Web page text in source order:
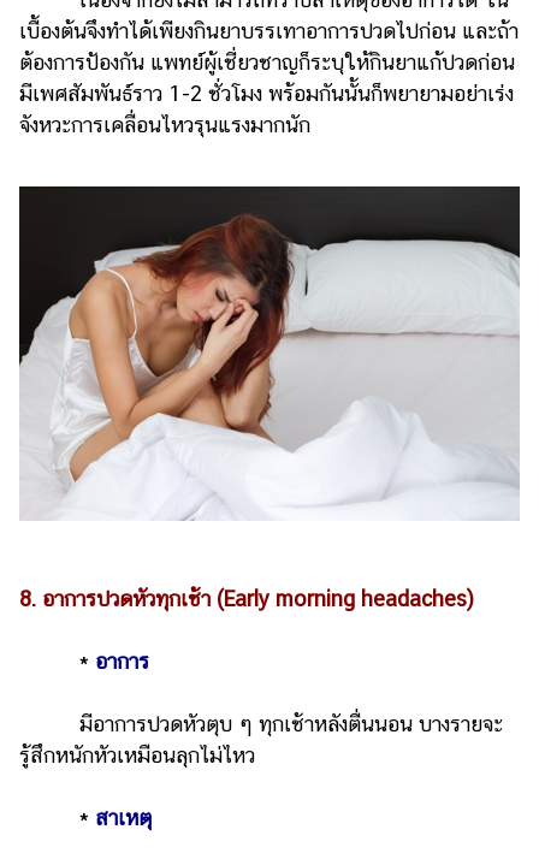
เบื้องต้นจึงทำได้เพียงกินยาบรรเทาอาการปวดไปก่อน และถ้า
ต้องการป้องกัน แพทย์ผู้เชี่ยวชาญก็ระบุให้กินยาแก้ปวดก่อน
มีเพศสัมพันธ์ราว 1-2 ชั่วโมง พร้อมกันนั้นก็พยายามอย่าเร่ง
จังหวะการเคลื่อนไหวรุนแรงมากนัก
8. อาการปวดหัวทุกเช้า (Early morning headaches)
* อาการ
มีอาการปวดหัวตุบ ๆ ทุกเช้าหลังตื่นนอน บางรายจะ
รู้สึกหนักหัวเหมือนลุกไม่ไหว
* สาเหตุ